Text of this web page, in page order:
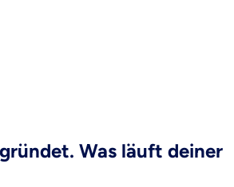
Was läuft deiner